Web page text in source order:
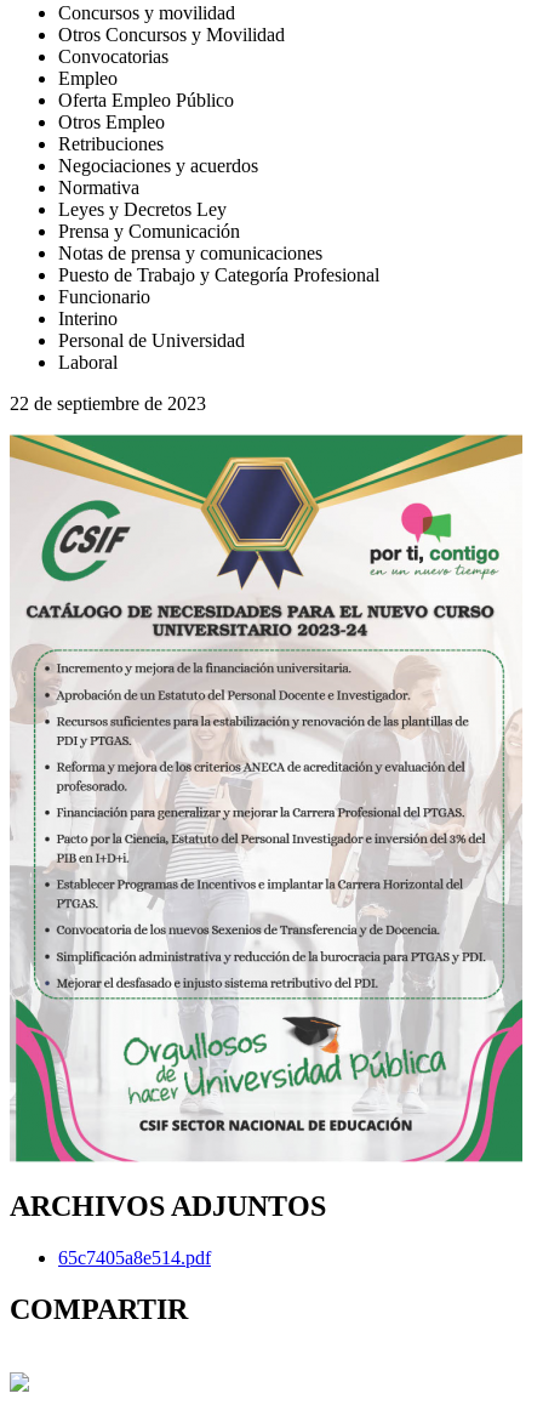
Concursos y movilidad
Otros Concursos y Movilidad
Convocatorias
Empleo
Oferta Empleo Público
Otros Empleo
Retribuciones
Negociaciones y acuerdos
Normativa
Leyes y Decretos Ley
Prensa y Comunicación
Notas de prensa y comunicaciones
Puesto de Trabajo y Categoría Profesional
Funcionario
Interino
Personal de Universidad
Laboral
22 de septiembre de 2023
ARCHIVOS ADJUNTOS
65c7405a8e514.pdf
COMPARTIR